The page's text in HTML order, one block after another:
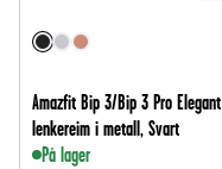
Amazfit Bip 3/Bip 3 Pro Elegant
lenkereim i metall, Svart
På lager